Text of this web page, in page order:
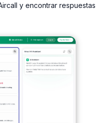
y encontrar respuestas